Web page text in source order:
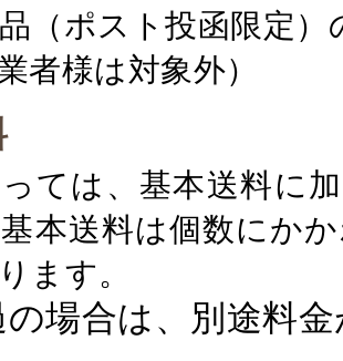
（ポスト投函限定
者様は対象外）
ては、基本送料に
本送料は個数にか
ます。
の場合は、別途料